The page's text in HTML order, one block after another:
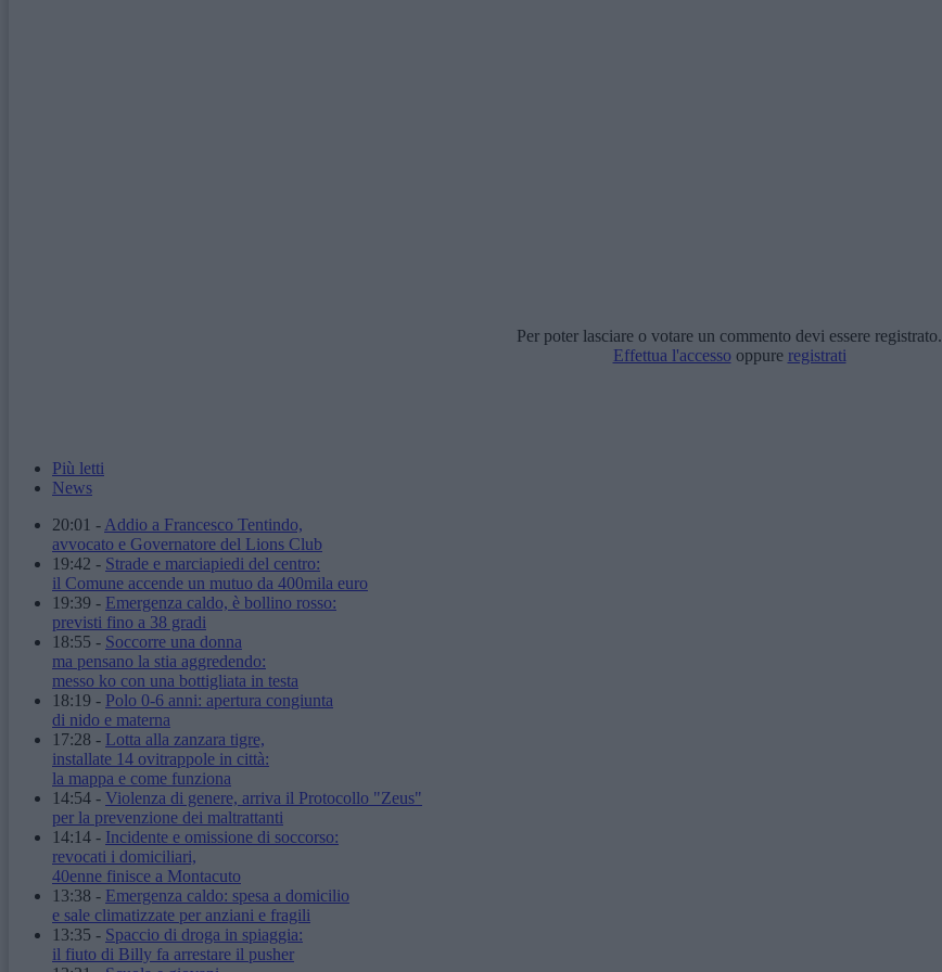
Per poter lasciare o votare un commento devi essere registrato.
Effettua l'accesso oppure registrati
Più letti
News
20:01 - Addio a Francesco Tentindo,
avvocato e Governatore del Lions Club
19:42 - Strade e marciapiedi del centro:
il Comune accende un mutuo da 400mila euro
19:39 - Emergenza caldo, è bollino rosso:
previsti fino a 38 gradi
18:55 - Soccorre una donna
ma pensano la stia aggredendo:
messo ko con una bottigliata in testa
18:19 - Polo 0-6 anni: apertura congiunta
di nido e materna
17:28 - Lotta alla zanzara tigre,
installate 14 ovitrappole in città:
la mappa e come funziona
14:54 - Violenza di genere, arriva il Protocollo "Zeus"
per la prevenzione dei maltrattanti
14:14 - Incidente e omissione di soccorso:
revocati i domiciliari,
40enne finisce a Montacuto
13:38 - Emergenza caldo: spesa a domicilio
e sale climatizzate per anziani e fragili
13:35 - Spaccio di droga in spiaggia:
il fiuto di Billy fa arrestare il pusher